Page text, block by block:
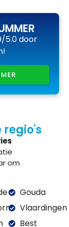
5.0 door
regio's
om
Gouda
Vlaardingen
Best